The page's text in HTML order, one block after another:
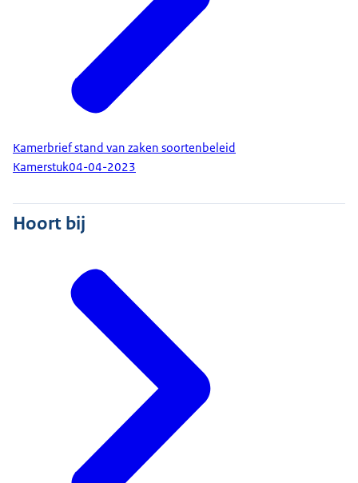
Kamerbrief stand van zaken soortenbeleid
Kamerstuk04-04-2023
Hoort bij